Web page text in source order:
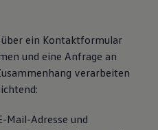
ein Kontaktformular
und eine Anfrage an
verarbeiten
Mail-Adresse und